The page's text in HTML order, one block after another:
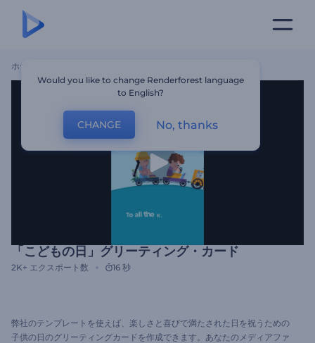
ホーム
「こどもの日」グリーティング・カード
2K+ エクスポート数 16 秒
弊社のテンプレートを使えば、楽しさと喜びで満たされた日を祝うための
子供の日のグリーティングカードを作成できます。あなたのメディアファ
Would you like to change Renderforest language
to English?
CHANGE No, thanks